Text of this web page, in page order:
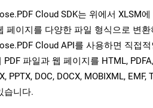
Cloud SDK는 위에서 XLSM
페이지를 다양한 파일 형식으로 변
Cloud API를 사용하면 직접
PDF 파일과 웹 페이지를 HTML,
PPTX, DOC, DOCX, MOBIXML,
습니다.